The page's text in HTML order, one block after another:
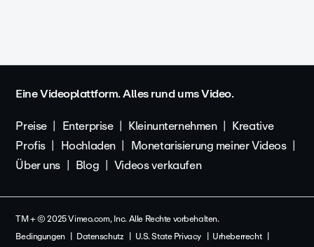
Eine Videoplattform. Alles rund ums Video.
Preise
Enterprise Kleinunternehmen
Kreative
Profis
Hochladen
Monetarisierung meiner Videos
Über uns
Blog Videos verkaufen
TM + © 2025 Vimeo.com, Inc. Alle Rechte vorbehalten.
Bedingungen
Datenschutz U.S. State Privacy Urheberrecht